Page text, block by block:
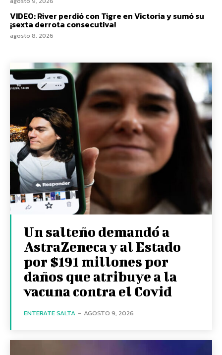
VIDEO: River perdió con Tigre en Victoria y sumó su
¡sexta derrota consecutiva!
agosto 8, 2026
Un salteño demandó a
AstraZeneca y al Estado
por $191 millones por
daños que atribuye a la
vacuna contra el Covid
ENTERATE SALTA - AGOSTO 9, 2026